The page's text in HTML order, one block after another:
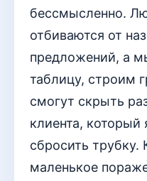
бессмысленно.
отбиваются от
предложений, а
таблицу, строим
смогут скрыть
клиента, который
сбросить
маленькое